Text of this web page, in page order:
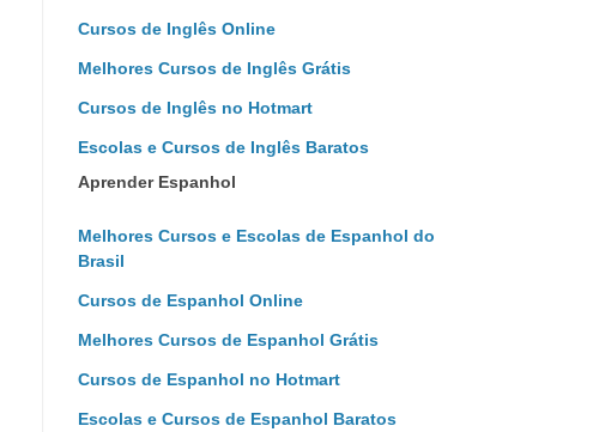
Cursos de Inglês Online
Melhores Cursos de Inglês Grátis
Cursos de Inglês no Hotmart
Escolas e Cursos de Inglês Baratos
Aprender Espanhol
Melhores Cursos e Escolas de Espanhol do
Brasil
Cursos de Espanhol Online
Melhores Cursos de Espanhol Grátis
Cursos de Espanhol no Hotmart
Escolas e Cursos de Espanhol Baratos